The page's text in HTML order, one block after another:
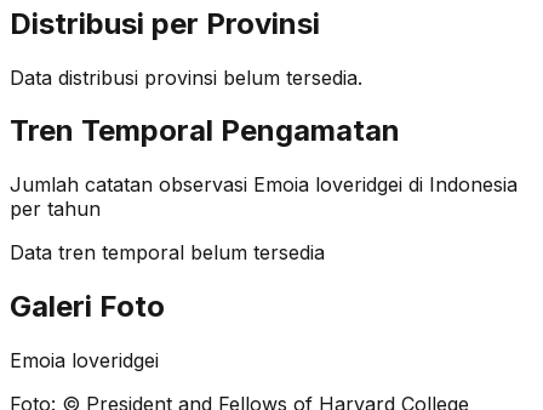
Distribusi per Provinsi
Data distribusi provinsi belum tersedia.
Tren Temporal Pengamatan
Jumlah catatan observasi Emoia loveridgei di Indonesia
per tahun
Data tren temporal belum tersedia
Galeri Foto
Emoia loveridgei
Foto: © President and Fellows of Harvard College